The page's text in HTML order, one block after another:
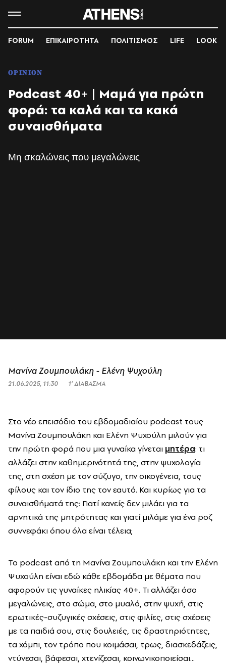
FORUM ΕΠΙΚΑΙΡΟΤΗΤΑ ΠΟΛΙΤΙΣΜΟΣ LIFE LOOK
OPINION
Podcast 40+ | Μαμά για πρώτη
φορά: τα καλά και τα κακά
συναισθήματα
Μη σκαλώνεις που μεγαλώνεις
Μανίνα Ζουμπουλάκη - Ελένη Ψυχούλη
21.06.2025, 11:30 1’ ΔΙΑΒΑΣΜΑ
Στο νέο επεισόδιο του εβδομαδιαίου podcast τους
Μανίνα Ζουμπουλάκη και Ελένη Ψυχούλη μιλούν για
την πρώτη φορά που μια γυναίκα γίνεται μητέρα: τι
αλλάζει στην καθημερινότητά της, στην ψυχολογία
της, στη σχέση με τον σύζυγο, την οικογένεια, τους
φίλους και τον ίδιο της τον εαυτό. Και κυρίως για τα
συναισθήματά της: Γιατί κανείς δεν μιλάει για τα
αρνητικά της μητρότητας και γιατί μιλάμε για ένα ροζ
συννεφάκι όπου όλα είναι τέλεια;
Το podcast από τη Μανίνα Ζουμπουλάκη και την Ελένη
Ψυχούλη είναι εδώ κάθε εβδομάδα με θέματα που
αφορούν τις γυναίκες ηλικίας 40+. Τι αλλάζει όσο
μεγαλώνεις, στο σώμα, στο μυαλό, στην ψυχή, στις
ερωτικές-συζυγικές σχέσεις, στις φιλίες, στις σχέσεις
με τα παιδιά σου, στις δουλειές, τις δραστηριότητες,
τα χόμπι, τον τρόπο που κοιμάσαι, τρως, διασκεδάζεις,
ντύνεσαι, βάφεσαι, χτενίζεσαι, κοινωνικοποιείσαι...